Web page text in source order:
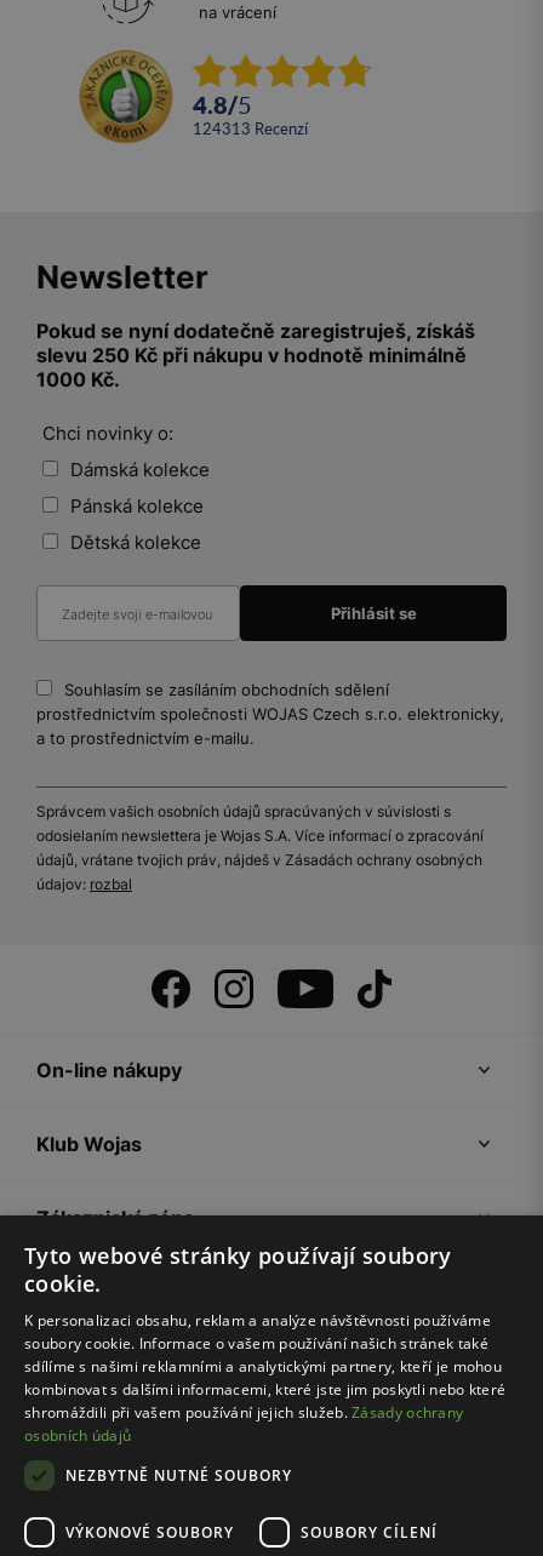
na vrácení
4.8/5
124313 recenzí
Newsletter
Pokud se nyní dodatečně zaregistruješ, získáš
slevu 250 Kč při nákupu v hodnotě minimálně
1000 Kč.
Chci novinky o:
Dámská kolekce
Pánská kolekce
Dětská kolekce
Souhlasím se zasíláním obchodních sdělení
prostřednictvím společnosti WOJAS Czech s.r.o. elektronicky,
a to prostřednictvím e-mailu.
Správcem vašich osobních údajů spracúvaných v súvislosti s
odosielaním newslettera je Wojas S.A. Více informací o zpracování
údajů, vrátane tvojich práv, nájdeš v Zásadách ochrany osobných
údajov: rozbal
On-line nákupy
Klub Wojas
Zákaznická zóna
Společnost Wojas
Rady
Tyto webové stránky používají soubory
cookie.
K personalizaci obsahu, reklam a analýze návštěvnosti používáme
soubory cookie. Informace o vašem používání našich stránek také
sdílíme s našimi reklamními a analytickými partnery, kteří je mohou
kombinovat s dalšími informacemi, které jste jim poskytli nebo které
shromáždili při vašem používání jejich služeb.Zásady ochrany
osobních údajů
NEZBYTNĚ NUTNÉ SOUBORY
VÝKONOVÉ SOUBORY SOUBORY CÍLENÍ